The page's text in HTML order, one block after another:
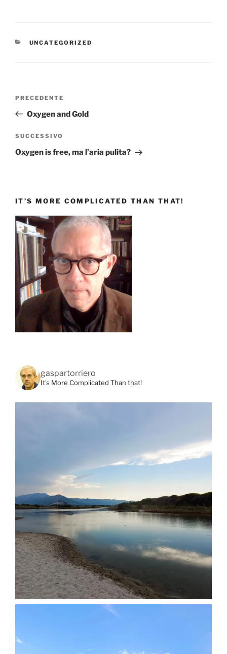
CATEGORIE
UNCATEGORIZED
Articolo
precedente:
PRECEDENTE
Oxygen and Gold
Articolo
successivo
SUCCESSIVO
Oxygen is free, ma l’aria pulita?
IT’S MORE COMPLICATED THAN THAT!
gaspartorriero
It's More Complicated Than that!